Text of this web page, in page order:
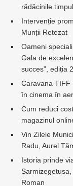
rădăcinile
Intervenție
Munții Retezat
Oameni
Gala de
succes”, ediția
Caravana TIFF
în cinema în
Cum reduci
magazinul
Vin Zilele
Radu, Aurel
Istoria prinde
Roman